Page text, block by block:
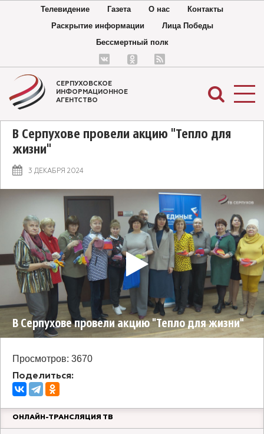
Телевидение Газета О нас
Контакты
Раскрытие информации
Лица Победы
Бессмертный полк
СЕРПУХОВСКОЕ
ИНФОРМАЦИОННОЕ
АГЕНТСТВО
В Серпухове провели акцию "Тепло для
жизни"
3 ДЕКАБРЯ 2024
В Серпухове провели акцию "Тепло для жизни"
Просмотров: 3670
Поделиться:
ОНЛАЙН-ТРАНСЛЯЦИЯ ТВ